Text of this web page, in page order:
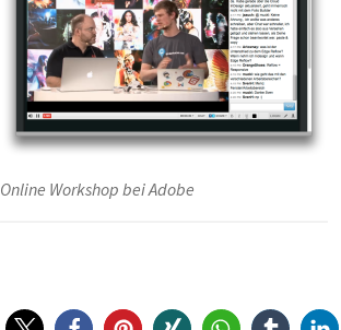
Online Workshop bei Adobe